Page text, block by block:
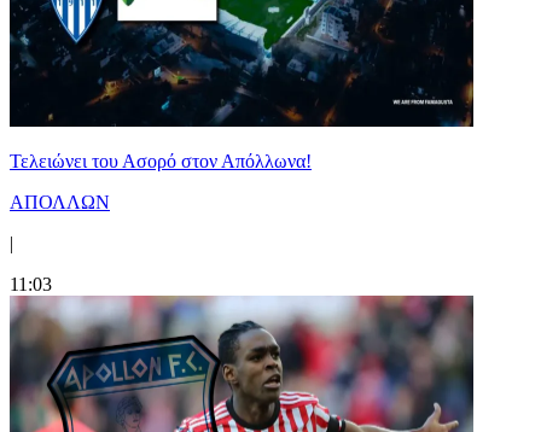
Τελειώνει του Ασορό στον Απόλλωνα!
ΑΠΟΛΛΩΝ
|
11:03